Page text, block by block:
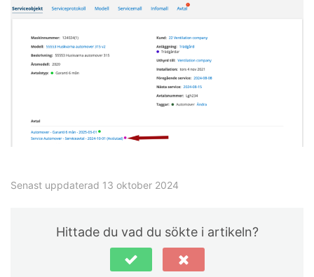
Senast uppdaterad 13 oktober 2024
Hittade du vad du sökte i artikeln?